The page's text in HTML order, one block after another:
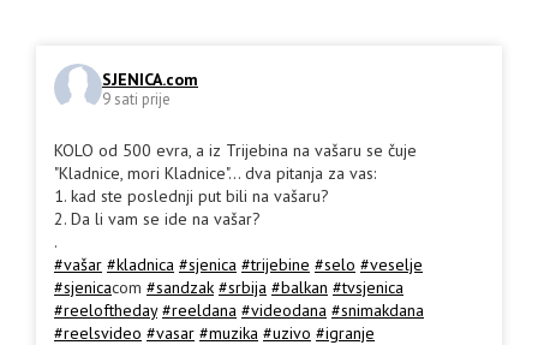
SJENICA.com
9 sati prije
KOLO od 500 evra, a iz Trijebina na vašaru se čuje
"Kladnice, mori Kladnice"... dva pitanja za vas:
1. kad ste poslednji put bili na vašaru?
2. Da li vam se ide na vašar?
.
#vašar #kladnica #sjenica #trijebine #selo #veselje
#sjenicacom #sandzak #srbija #balkan #tvsjenica
#reeloftheday #reeldana #videodana #snimakdana
#reelsvideo #vasar #muzika #uzivo #igranje